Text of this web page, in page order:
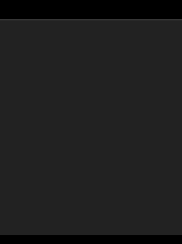
Premios